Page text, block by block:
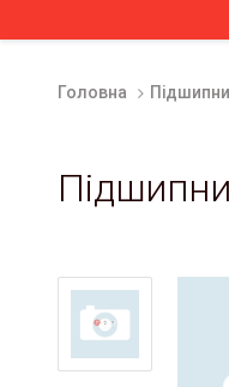
Головна